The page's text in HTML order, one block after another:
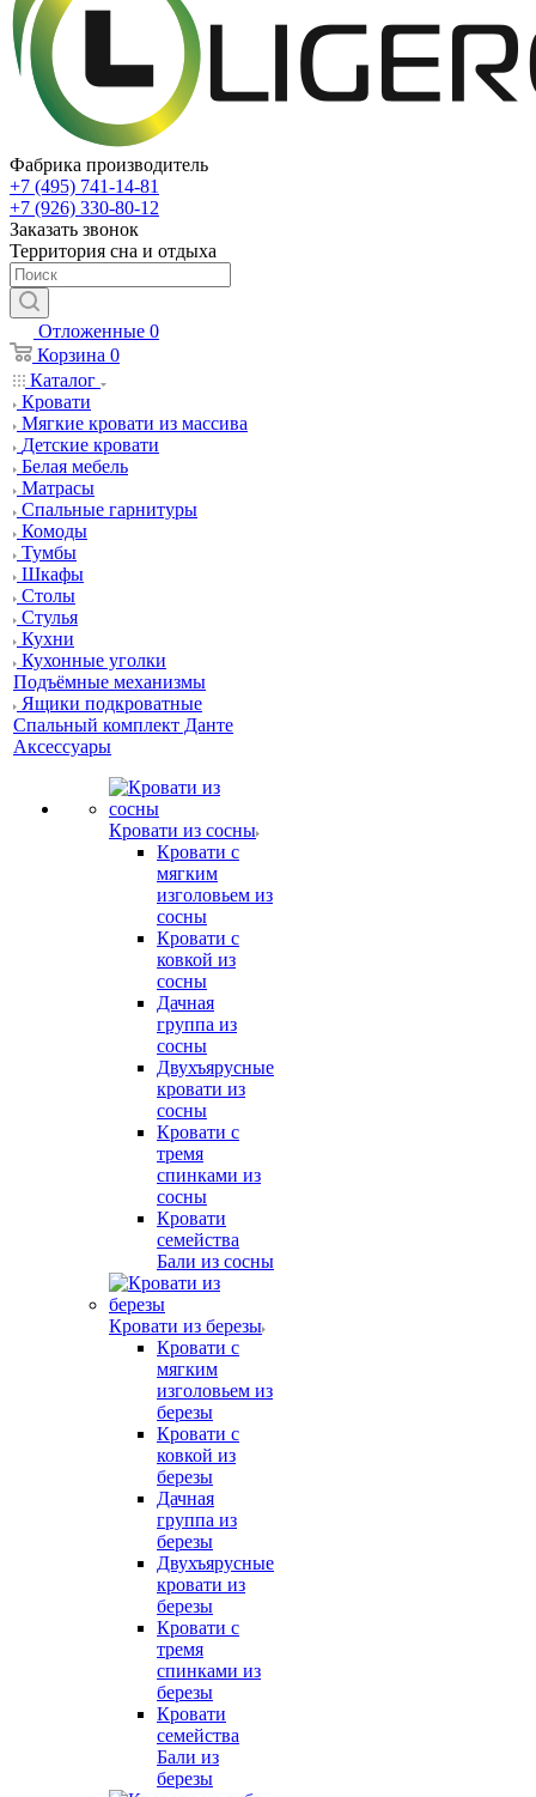
Фабрика производитель
+7 (495) 741-14-81
+7 (926) 330-80-12
Заказать звонок
Территория сна и отдыха
Отложенные 0
Корзина 0
Каталог
Кровати
Мягкие кровати из массива
Детские кровати
Белая мебель
Матрасы
Спальные гарнитуры
Комоды
Тумбы
Шкафы
Столы
Стулья
Кухни
Кухонные уголки
Подъёмные механизмы
Ящики подкроватные
Спальный комплект Данте
Аксессуары
Кровати из сосны
Кровати с
мягким
изголовьем из
сосны
Кровати с
ковкой из
сосны
Дачная
группа из
сосны
Двухъярусные
кровати из
сосны
Кровати с
тремя
спинками из
сосны
Кровати
семейства
Бали из сосны
Кровати из березы
Кровати с
мягким
изголовьем из
березы
Кровати с
ковкой из
березы
Дачная
группа из
березы
Двухъярусные
кровати из
березы
Кровати с
тремя
спинками из
березы
Кровати
семейства
Бали из
березы